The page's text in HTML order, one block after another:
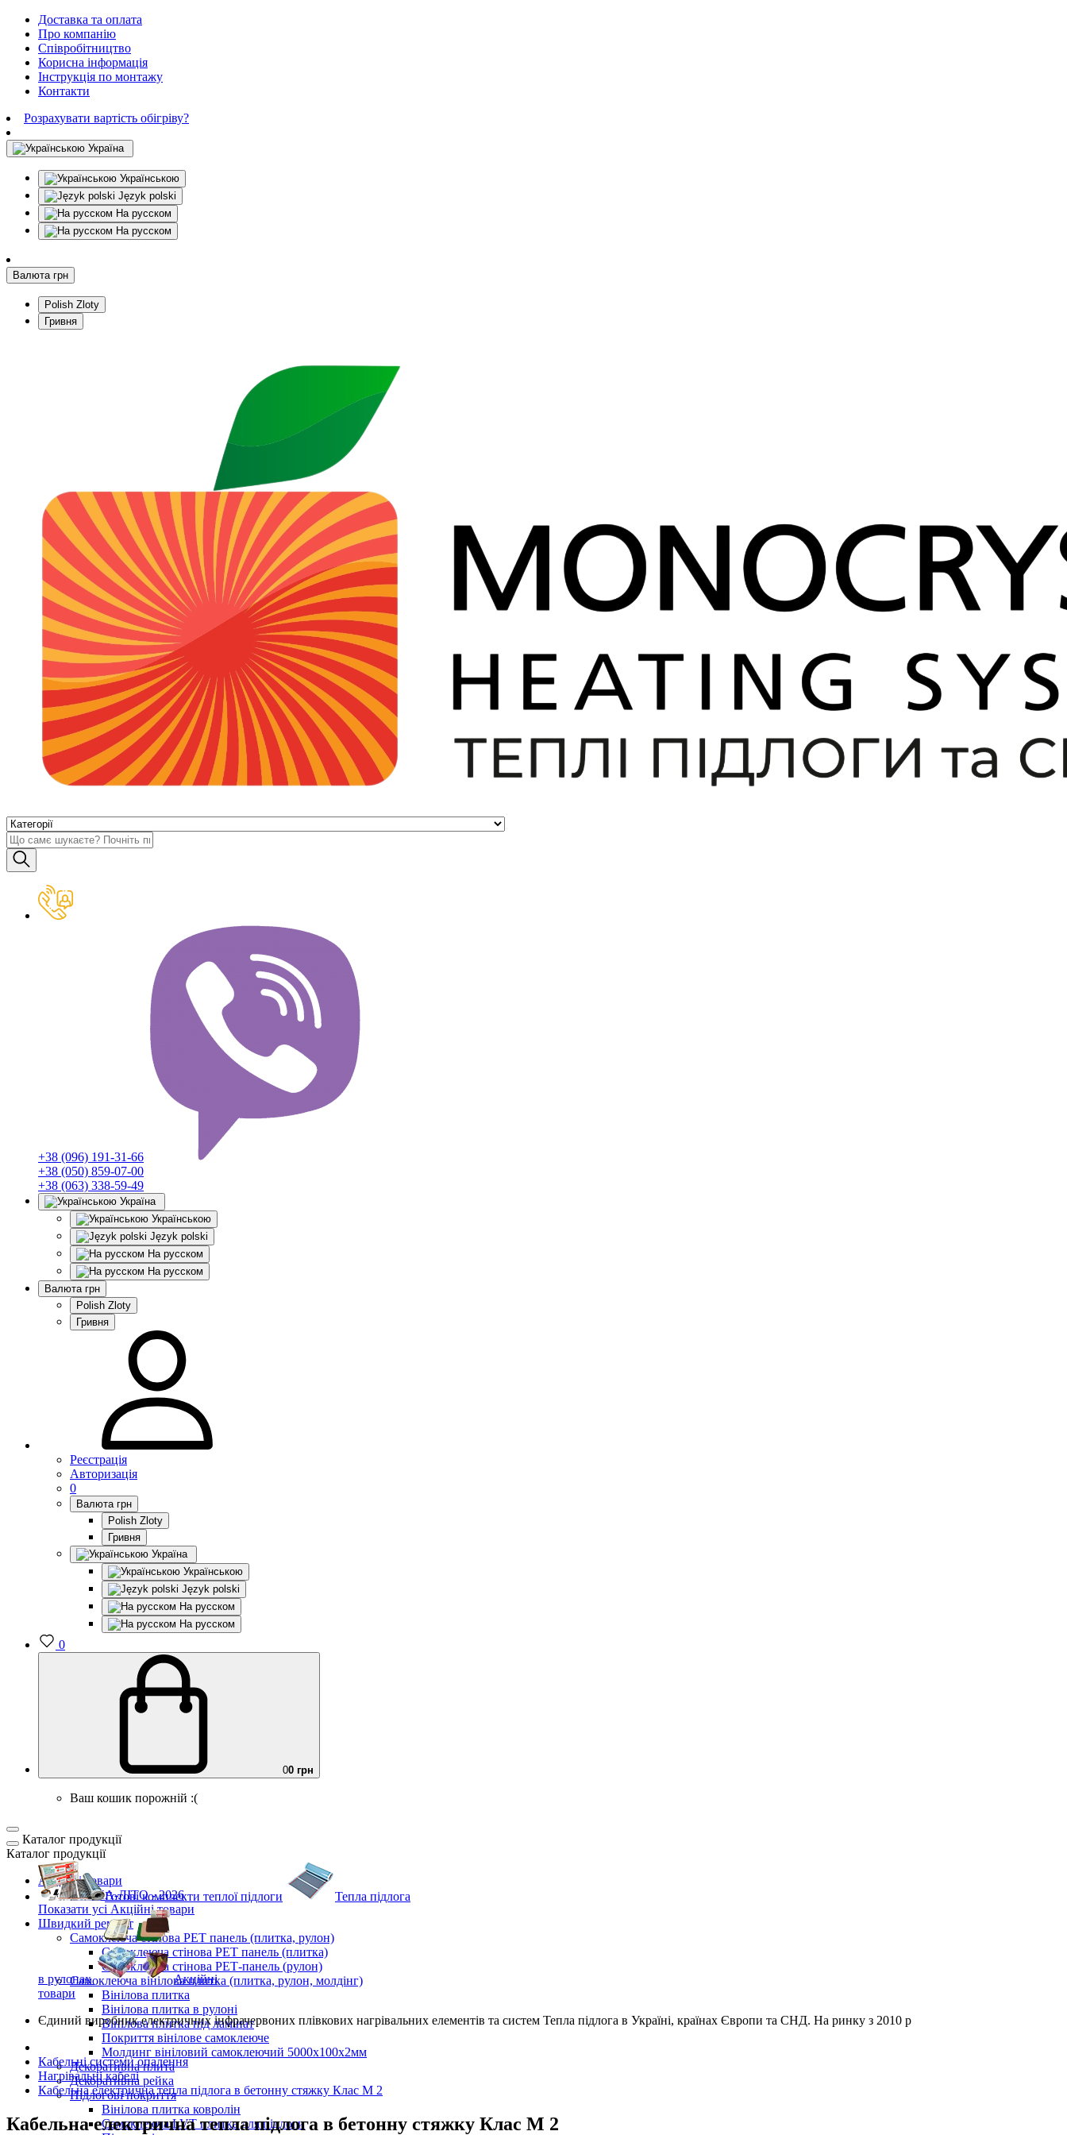
Доставка та оплата
Про компанію
Співробітництво
Корисна інформація
Інструкція по монтажу
Контакти
Розрахувати вартість обігріву?
Україна
Українською
Język polski
На русском
На русском
Валюта грн
Polish Zloty
Гривня
+38 (096) 191-31-66
+38 (050) 859-07-00
+38 (063) 338-59-49
Україна
Українською
Język polski
На русском
На русском
Валюта грн
Polish Zloty
Гривня
Реєстрація
Авторизація
0
Валюта грн
Polish Zloty
Гривня
Україна
Українською
Język polski
На русском
На русском
0
00 грн
Ваш кошик порожній :(
Каталог продукції
Каталог продукції
Акційні товари
ВЕСНА-ЛІТО - 2026
Показати усі Акційні товари
Швидкий ремонт
Самоклеюча стінова PET панель (плитка, рулон)
Самоклеюча стінова PET панель (плитка)
Самоклеюча стінова РЕТ-панель (рулон)
Самоклеюча вінілова плитка (плитка, рулон, молдінг)
Вінілова плитка
Вінілова плитка в рулоні
Вінілова плитка під ламінат
Покриття вінілове самоклеюче
Молдинг вініловий самоклеючий 5000х100х2мм
Декоративна плита
Декоративна рейка
Підлогові покриття
Вінілова плитка ковролін
Самоклеюча LVT плитка для підлоги
Готові комплекти теплої підлоги Тепла підлога
в рулонах
Акційні
товари
Єдиний виробникелектричних інфрачервоних плівкових нагрівальних елементів та систем Тепла підлога в Україні, країнах Європи та СНД. На ринку з 2010 р
Кабельні системи опалення
Нагрівальні кабелі
Кабельна електрична тепла підлога в бетонну стяжку Клас М 2
Кабельна електрична тепла підлога в бетонну стяжку Клас М 2